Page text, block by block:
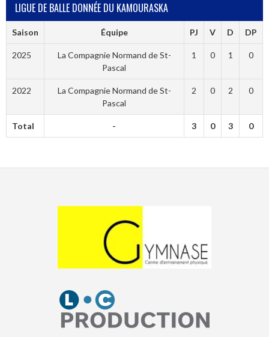
LIGUE DE BALLE DONNÉE DU KAMOURASKA
Saison Équipe PJ V D DP
2025
La Compagnie Normand de St-
Pascal
1 0 1 0
2022
La Compagnie Normand de St-
Pascal
2 0 2 0
Total - 3 0 3 0